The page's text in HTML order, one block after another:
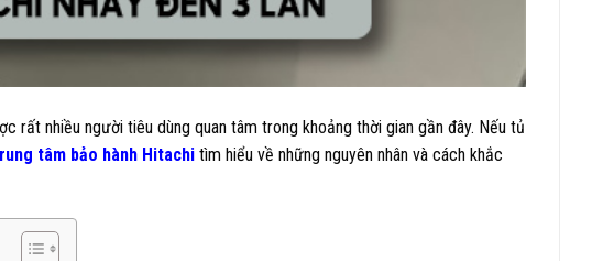
rất nhiều người tiêu dùng quan tâm trong khoảng thời gian gần đây. Nếu tủ
tâm bảo hành Hitachi tìm hiểu về những nguyên nhân và cách khắc